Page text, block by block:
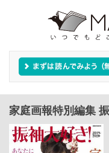
家庭画報特別編集